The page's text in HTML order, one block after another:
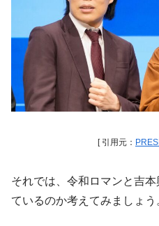
[ 引用元：
それでは、令和ロマンと吉
ているのか考えてみましょう